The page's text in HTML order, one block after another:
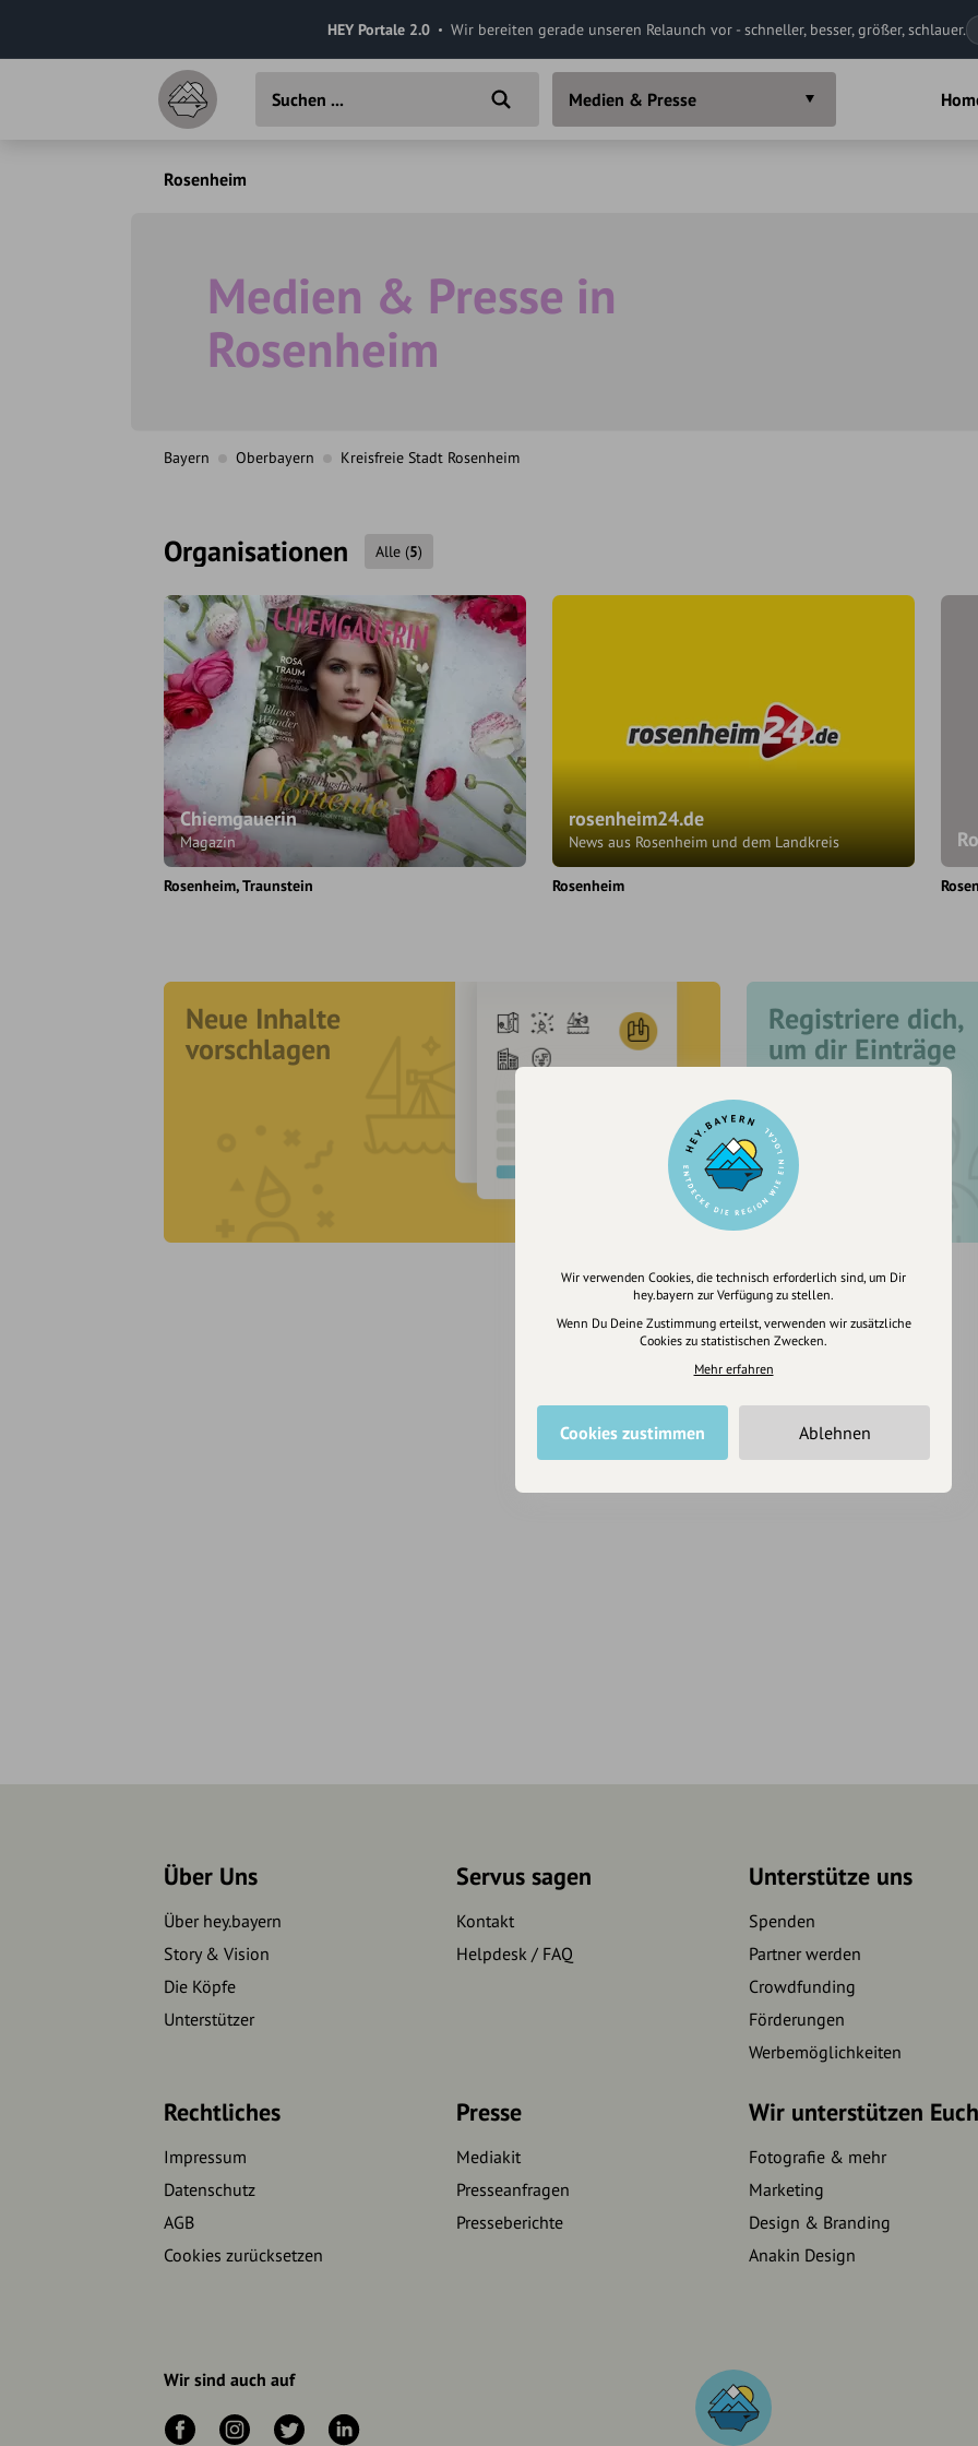
HEY Portale 2.0 Wir bereiten gerade unseren Relaunch vor - schneller, besser, größer, schlauer.
Medien & Presse
Rosenheim
Medien & Presse in
Rosenheim
Bayern Oberbayern Kreisfreie Stadt Rosenheim
Organisationen Alle (5)
Chiemgauerin
Magazin
Rosenheim Traunstein
rosenheim24.de
News aus Rosenheim und dem Landkreis
Rosenheim
Neue Inhalte
vorschlagen
Registriere dich,
um dir Einträge
Über Uns
Über hey.bayern
Story & Vision
Die Köpfe
Unterstützer
Servus sagen
Kontakt
Helpdesk / FAQ
Unterstütze uns
Spenden
Partner werden
Crowdfunding
Förderungen
Werbemöglichkeiten
Rechtliches
Impressum
Datenschutz
AGB
Cookies zurücksetzen
Presse
Mediakit
Presseanfragen
Presseberichte
Wir unterstützen Euch
Fotografie & mehr
Marketing
Design & Branding
Anakin Design
Wir sind auch auf
Wir verwenden Cookies, die technisch erforderlich sind, um Dir
hey.bayern zur Verfügung zu stellen.
Wenn Du Deine Zustimmung erteilst, verwenden wir zusätzliche
Cookies zu statistischen Zwecken.
Mehr erfahren
Cookies zustimmen Ablehnen